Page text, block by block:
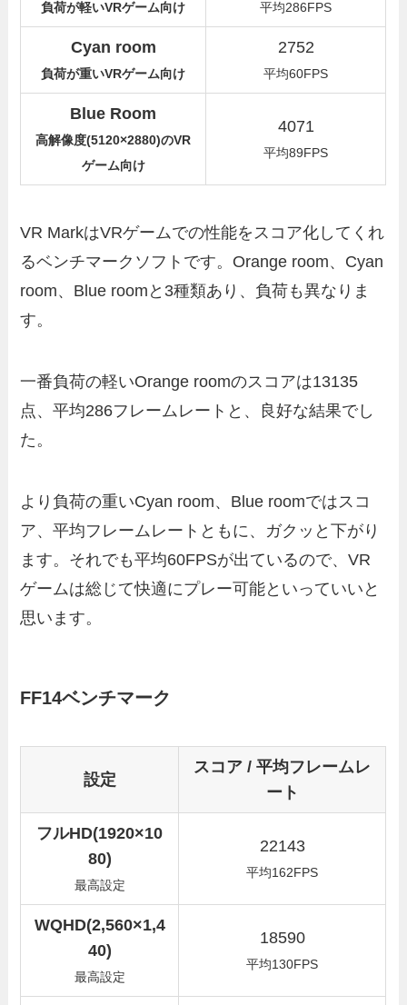
負荷が軽いVRゲーム向け 平均286FPS
Cyan room
負荷が重いVRゲーム向け
2752
平均60FPS
Blue Room
高解像度(5120×2880)のVR
ゲーム向け
4071
平均89FPS
VR MarkはVRゲームでの性能をスコア化してくれ
るベンチマークソフトです。Orange room、Cyan
room、Blue roomと3種類あり、負荷も異なりま
す。
一番負荷の軽いOrange roomのスコアは13135
点、平均286フレームレートと、良好な結果でし
た。
より負荷の重いCyan room、Blue roomではスコ
ア、平均フレームレートともに、ガクッと下がり
ます。それでも平均60FPSが出ているので、VR
ゲームは総じて快適にプレー可能といっていいと
思います。
FF14ベンチマーク
設定
スコア / 平均フレームレ
ート
フルHD(1920×10
80)
最高設定
22143
平均162FPS
WQHD(2,560×1,4
40)
最高設定
18590
平均130FPS